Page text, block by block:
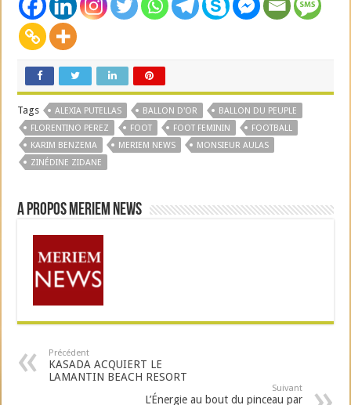
Tags ALEXIA PUTELLAS BALLON D'OR
BALLON DU PEUPLE
FLORENTINO PEREZ
FOOT FOOT FEMININ
FOOTBALL
KARIM BENZEMA
MERIEM NEWS
MONSIEUR AULAS
ZINÉDINE ZIDANE
A propos Meriem News
Précédent
KASADA ACQUIERT LE
LAMANTIN BEACH RESORT
Suivant
L’Énergie au bout du pinceau par